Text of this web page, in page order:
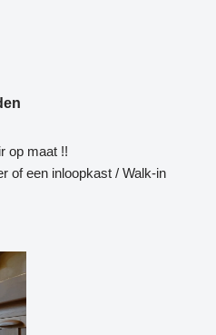
op maat !!
of een inloopkast / Walk-in